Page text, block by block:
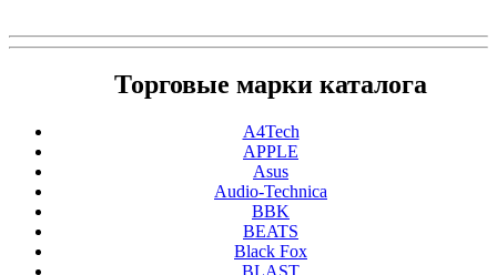
Торговые марки каталога
A4Tech
APPLE
Asus
Audio-Technica
BBK
BEATS
Black Fox